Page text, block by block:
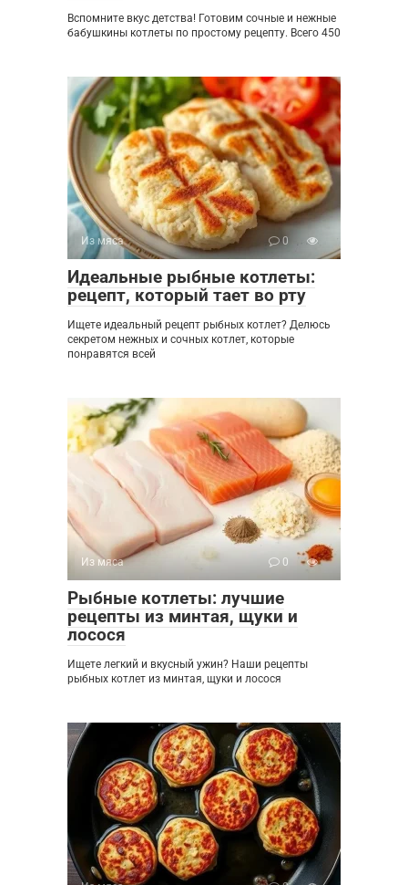
Вспомните вкус детства! Готовим сочные и нежные
бабушкины котлеты по простому рецепту. Всего 450
Из мяса 0
Идеальные рыбные котлеты:
рецепт, который тает во рту
Ищете идеальный рецепт рыбных котлет? Делюсь
секретом нежных и сочных котлет, которые
понравятся всей
Из мяса 0
Рыбные котлеты: лучшие
рецепты из минтая, щуки и
лосося
Ищете легкий и вкусный ужин? Наши рецепты
рыбных котлет из минтая, щуки и лосося